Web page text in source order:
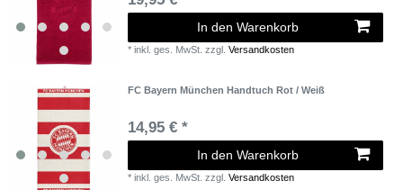
In den Warenkorb
*inkl. ges. MwSt. zzgl.Versandkosten
FC Bayern München Handtuch Rot / Weiß
14,95 € *
In den Warenkorb
*inkl. ges. MwSt. zzgl.Versandkosten